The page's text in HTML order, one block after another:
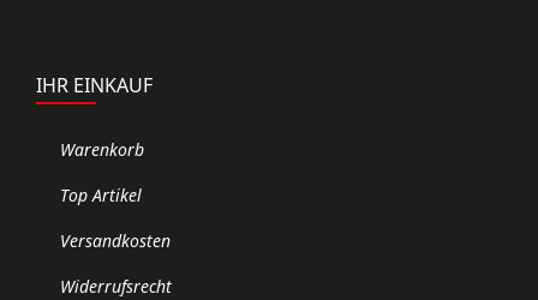
IHR EINKAUF
Warenkorb
Top Artikel
Versandkosten
Widerrufsrecht